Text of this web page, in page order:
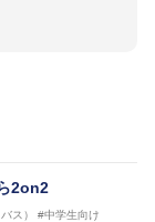
当しており、「は
ます。
ドコーチ
ドコーチ
2on2
ス）
#中学生向け